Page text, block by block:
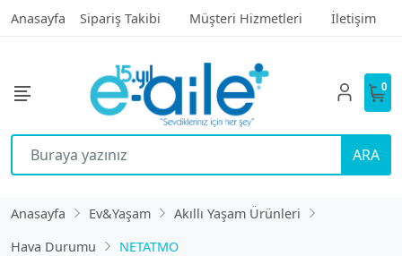
Anasayfa Sipariş Takibi Müşteri Hizmetleri İletişim
ARA
0
Anasayfa Ev&Yaşam
Akıllı Yaşam Ürünleri
Hava Durumu
NETATMO